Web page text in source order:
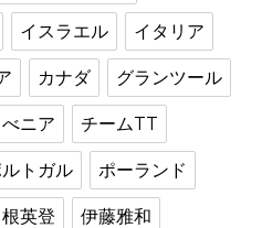
イスラエル イタリア
カナダ グランツール
ニア チームTT
トガル ポーランド
英登 伊藤雅和